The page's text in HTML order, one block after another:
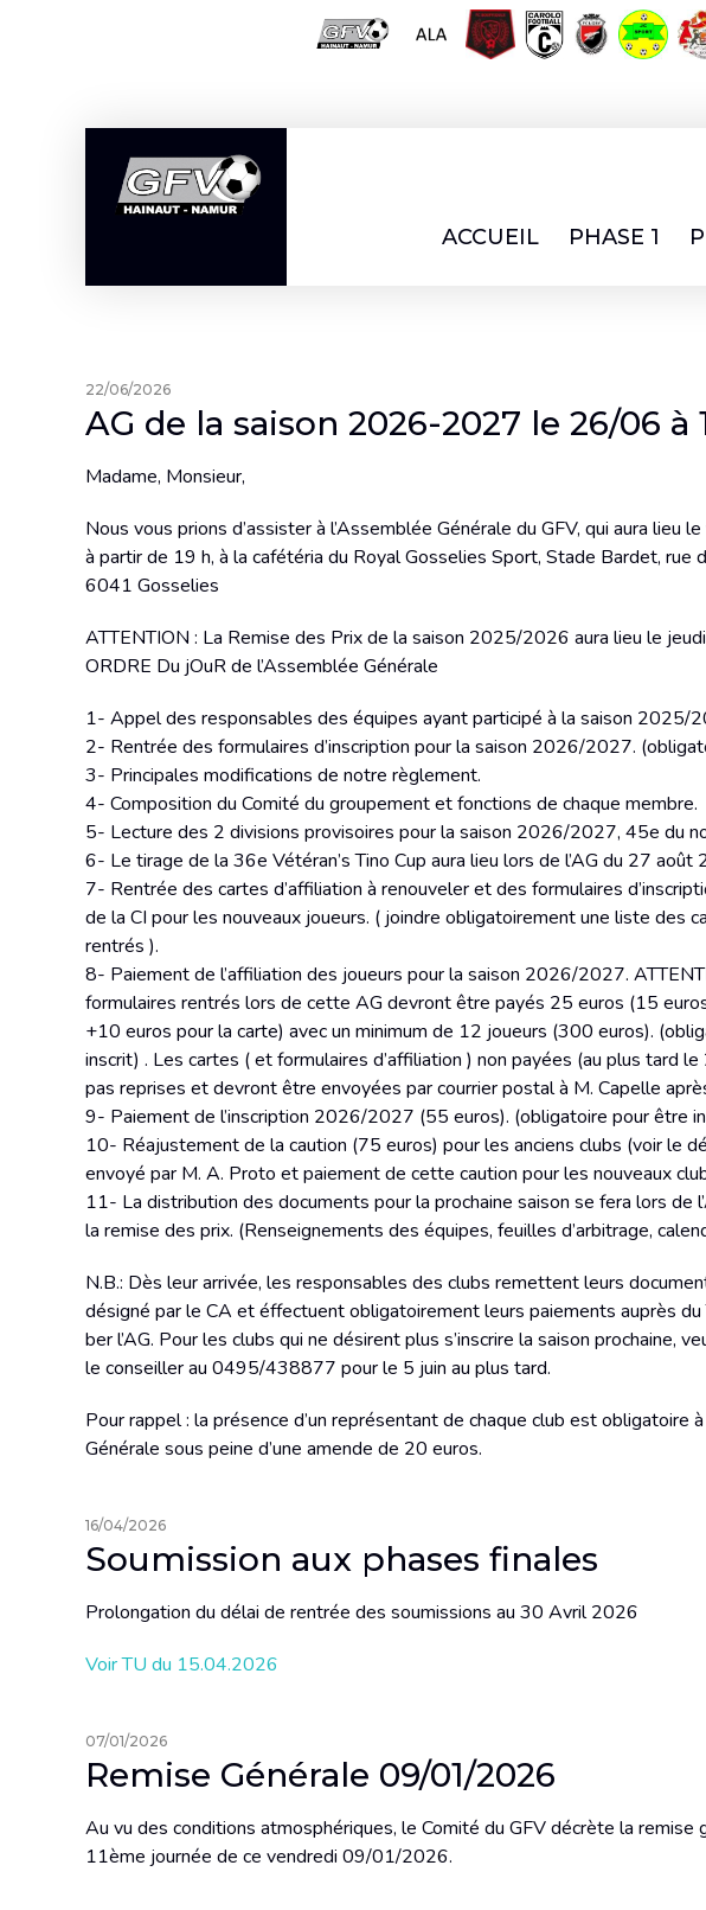
ACCUEIL PHASE 1
22/06/2026
AG de la saison 2026-2027 le 26/06 à
Madame, Monsieur,
Nous vous prions d’assister à l’Assemblée Générale du GFV, qui aura lieu
à partir de 19 h, à la cafétéria du Royal Gosselies Sport, Stade Bardet, rue
6041 Gosselies
ATTENTION : La Remise des Prix de la saison 2025/2026 aura lieu le
ORDRE Du jOuR de l’Assemblée Générale
1- Appel des responsables des équipes ayant participé à la saison 2025/
2- Rentrée des formulaires d’inscription pour la saison 2026/2027.
3- Principales modifications de notre règlement.
4- Composition du Comité du groupement et fonctions de chaque membre.
5- Lecture des 2 divisions provisoires pour la saison 2026/2027, 45e du
6- Le tirage de la 36e Vétéran’s Tino Cup aura lieu lors de l’AG du 27 août
7- Rentrée des cartes d’affiliation à renouveler et des formulaires
de la CI pour les nouveaux joueurs. ( joindre obligatoirement une liste des
rentrés ).
8- Paiement de l’affiliation des joueurs pour la saison 2026/2027.
formulaires rentrés lors de cette AG devront être payés 25 euros (15 euros
+10 euros pour la carte) avec un minimum de 12 joueurs (300 euros).
inscrit) . Les cartes ( et formulaires d’affiliation ) non payées (au plus tard
pas reprises et devront être envoyées par courrier postal à M. Capelle
9- Paiement de l’inscription 2026/2027 (55 euros). (obligatoire pour être
10- Réajustement de la caution (75 euros) pour les anciens clubs (voir le
envoyé par M. A. Proto et paiement de cette caution pour les nouveaux
11- La distribution des documents pour la prochaine saison se fera lors de
la remise des prix. (Renseignements des équipes, feuilles d’arbitrage,
N.B.: Dès leur arrivée, les responsables des clubs remettent leurs
désigné par le CA et éffectuent obligatoirement leurs paiements auprès
ber l’AG. Pour les clubs qui ne désirent plus s’inscrire la saison prochaine,
le conseiller au 0495/438877 pour le 5 juin au plus tard.
Pour rappel : la présence d’un représentant de chaque club est obligatoire
Générale sous peine d’une amende de 20 euros.
16/04/2026
Soumission aux phases finales
Prolongation du délai de rentrée des soumissions au 30 Avril 2026
Voir TU du 15.04.2026
07/01/2026
Remise Générale 09/01/2026
Au vu des conditions atmosphériques, le Comité du GFV décrète la
11ème journée de ce vendredi 09/01/2026.